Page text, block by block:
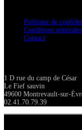
Politique de
Conditions
Contact
1 D rue du camp de César
Le Fief sauvin
49600 Montrevault-sur-
02.41.70.79.39